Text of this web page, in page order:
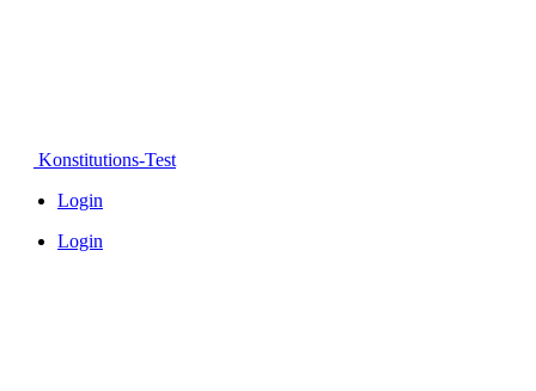
Konstitutions-Test
Login
Login